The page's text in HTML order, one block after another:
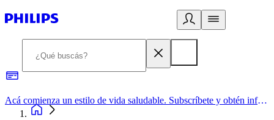
Acá comienza un estilo de vida saludable. Subscríbete y obtén información de primera mano